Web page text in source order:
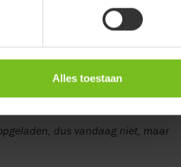
Alles toestaan
het gele lampje dat langzaam
zwarte ontwerp van het apparaat
aan de zijkant soms een
wij haar vroegen naar de
aan:
dus vandaag niet, maar